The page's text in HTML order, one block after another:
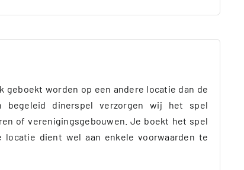
geboekt worden op een andere locatie dan de
begeleid dinerspel verzorgen wij het spel
of verenigingsgebouwen. Je boekt het spel
dient wel aan enkele voorwaarden te